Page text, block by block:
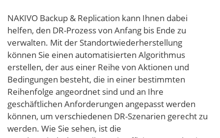
NAKIVO Backup & Replication kann Ihnen dabei
helfen, den DR-Prozess von Anfang bis Ende zu
verwalten. Mit der Standortwiederherstellung
können Sie einen automatisierten Algorithmus
erstellen, der aus einer Reihe von Aktionen und
Bedingungen besteht, die in einer bestimmten
Reihenfolge angeordnet sind und an Ihre
geschäftlichen Anforderungen angepasst werden
können, um verschiedenen DR-Szenarien gerecht zu
werden. Wie Sie sehen, ist die